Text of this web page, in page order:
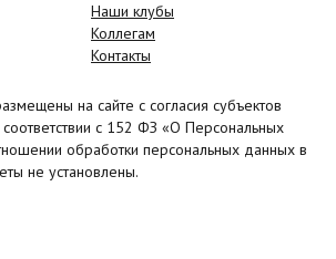
Наши клубы
Коллегам
Контакты
на сайте с согласия субъектов
с 152 ФЗ «О Персональных
обработки персональных данных в
не установлены.